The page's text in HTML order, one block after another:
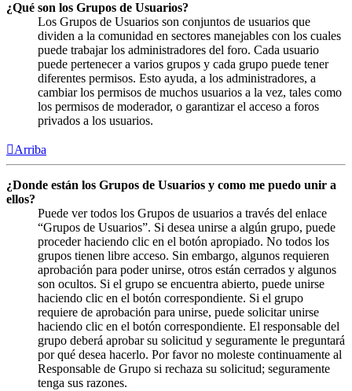
¿Qué son los Grupos de Usuarios?
Los Grupos de Usuarios son conjuntos de usuarios que
dividen a la comunidad en sectores manejables con los cuales
puede trabajar los administradores del foro. Cada usuario
puede pertenecer a varios grupos y cada grupo puede tener
diferentes permisos. Esto ayuda, a los administradores, a
cambiar los permisos de muchos usuarios a la vez, tales como
los permisos de moderador, o garantizar el acceso a foros
privados a los usuarios.
Arriba
¿Donde están los Grupos de Usuarios y como me puedo unir a
ellos?
Puede ver todos los Grupos de usuarios a través del enlace
“Grupos de Usuarios”. Si desea unirse a algún grupo, puede
proceder haciendo clic en el botón apropiado. No todos los
grupos tienen libre acceso. Sin embargo, algunos requieren
aprobación para poder unirse, otros están cerrados y algunos
son ocultos. Si el grupo se encuentra abierto, puede unirse
haciendo clic en el botón correspondiente. Si el grupo
requiere de aprobación para unirse, puede solicitar unirse
haciendo clic en el botón correspondiente. El responsable del
grupo deberá aprobar su solicitud y seguramente le preguntará
por qué desea hacerlo. Por favor no moleste continuamente al
Responsable de Grupo si rechaza su solicitud; seguramente
tenga sus razones.